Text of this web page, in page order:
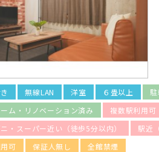
無線LAN 洋室 ６畳以上
ーム・リノベーション済み
複数駅利用可
・スーパー近い（徒歩5分以内）
駅近
可
保証人無し 全館禁煙